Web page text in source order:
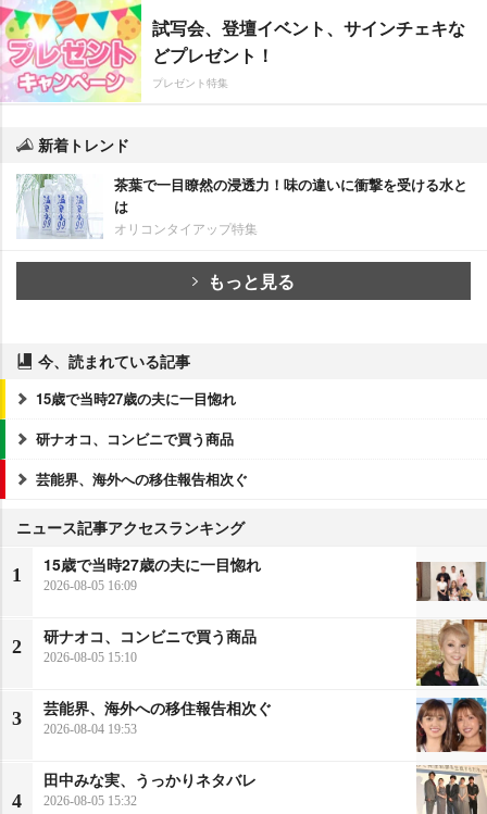
試写会、登壇イベント、サインチェキな
どプレゼント！
プレゼント特集
新着トレンド
茶葉で一目瞭然の浸透力！味の違いに衝撃を受ける水と
は
オリコンタイアップ特集
もっと見る
今、読まれている記事
15歳で当時27歳の夫に一目惚れ
研ナオコ、コンビニで買う商品
芸能界、海外への移住報告相次ぐ
ニュース記事アクセスランキング
1
15歳で当時27歳の夫に一目惚れ
2026-08-05 16:09
2
研ナオコ、コンビニで買う商品
2026-08-05 15:10
3
芸能界、海外への移住報告相次ぐ
2026-08-04 19:53
4
田中みな実、うっかりネタバレ
2026-08-05 15:32